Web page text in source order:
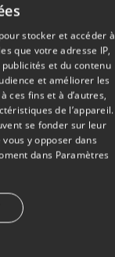
stocker et accéder à
que votre adresse IP,
et du contenu
et améliorer les
ces fins et à d’autres,
de l’appareil.
se fonder sur leur
y opposer dans
dans Paramètres